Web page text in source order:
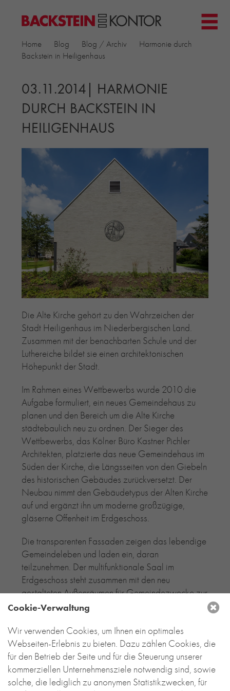
PROJEKTE
▼
KIRCHEN
MEHRFAMILIENHÄUSER
MUSEEN
EINFAMILIENHÄUSER
BILDUNG & FORSCHUNG
PRODUKTE
RIEMCHENKOLLEKTIONEN TONWERK
ALLGEMEINE RIEMCHENKOLLEKTIONEN
PETERSEN TEGL
RECYCLING-ZIEGEL
RE-USE-ZIEGEL
GLASUR-ZIEGEL
RE-USE-MÖRTEL
FASSADENPLANUNG (SCHWEIZ)
PRIVATKUNDEN
ÜBER UNS
BLOG
Home Blog Blog / Archiv
Harmonie durch
Backstein in Heiligenhaus
03.11.2014| HARMONIE
DURCH BACKSTEIN IN
HEILIGENHAUS
Die Alte Kirche gehört zu den Wahrzeichen der
Stadt Heiligenhaus im Niederbergischen Land.
Zusammen mit der benachbarten Schule und der
Luthereiche bildet sie einen architektonischen
Höhepunkt der Stadt.
Im Rahmen eines Wettbewerbs wurde 2010 die
Aufgabe formuliert, ein neues Gemeindehaus zu
planen und den Bereich um die Alte Kirche
städtebaulich neu zu ordnen. Der Sieger des
Wettbewerbs, das Kölner Büro Kastner Pichler
Architekten, platzierte das neue Gemeindehaus im
Süden der Kirche, die Längsseiten von den Giebeln
des historischen Gebäudes zurückversetzt. Der
Neubau nimmt den Gebäudetypus der Alten Kirche
auf und ergänzt ihn um moderne großzügige,
gläserne Offenheit im Erdgeschoss.
Die transparenten Fassaden zeigen das lebendige
Gemeindeleben und laden ein, daran
teilzunehmen. Der multifunktionale Saal im
Erdgeschoss steht zusammen mit den neu
gestalteten Außenräumen für Gemeindezwecke zur
Verfügung. Zu besonderen Anlässen lassen sich die
öffnen. Im Obergeschoss befindet sich die
Verwaltung. Eine Ausbaureserve und Platz für
Haustechnik bietet das momentan noch
unausgebaute Satteldach.
Cookie-Verwaltung
Wir verwenden Cookies, um Ihnen ein optimales
Webseiten-Erlebnis zu bieten. Dazu zählen Cookies, die
für den Betrieb der Seite und für die Steuerung unserer
kommerziellen Unternehmensziele notwendig sind, sowie
solche, die lediglich zu anonymen Statistikzwecken, für